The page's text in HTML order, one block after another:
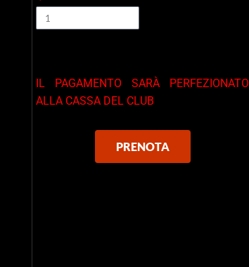
IL PAGAMENTO SARÀ PERFEZIONATO
ALLA CASSA DEL CLUB
PRENOTA